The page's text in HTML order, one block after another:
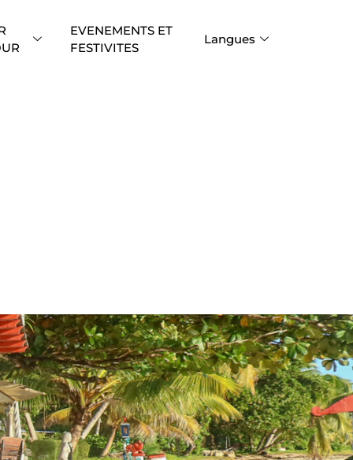
EVENEMENTS ET
FESTIVITES
Langues